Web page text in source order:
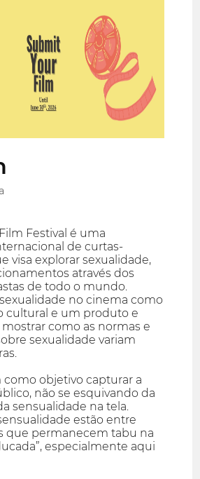
Festival é uma
de curtas-
visa explorar sexualidade,
através dos
de todo o mundo.
no cinema como
cultural e um produto e
como as normas e
sexualidade variam
como objetivo capturar a
não se esquivando da
sensualidade na tela.
estão entre
que permanecem tabu na
especialmente aqui